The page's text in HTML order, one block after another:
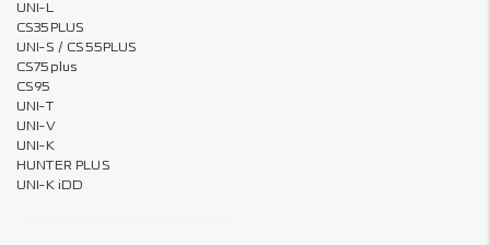
UNI-L
CS35PLUS
UNI-S / CS55PLUS
CS75plus
CS95
UNI-T
UNI-V
UNI-K
HUNTER PLUS
UNI-K iDD